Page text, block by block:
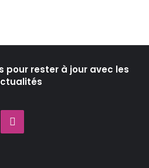
pour rester à jour avec les